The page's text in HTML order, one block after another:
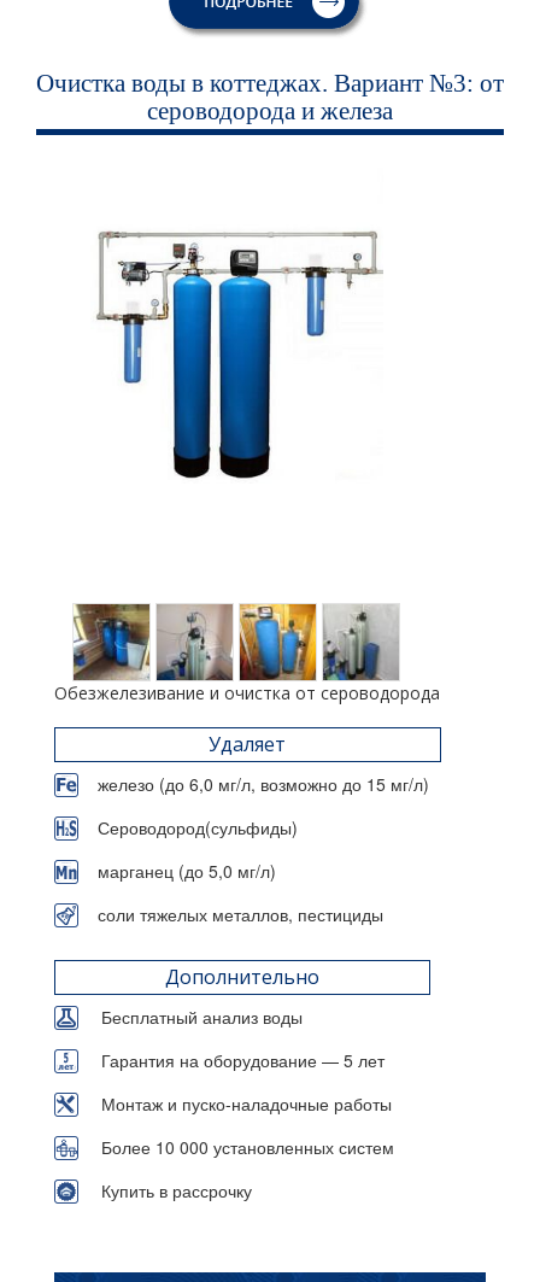
Очистка воды в коттеджах. Вариант №3: от
сероводорода и железа
Обезжелезивание и очистка от сероводорода
Удаляет
железо (до 6,0 мг/л, возможно до 15 мг/л)
Сероводород(сульфиды)
марганец (до 5,0 мг/л)
соли тяжелых металлов, пестициды
Дополнительно
Бесплатный анализ воды
Гарантия на оборудование — 5 лет
Монтаж и пуско-наладочные работы
Более 10 000 установленных систем
Купить в рассрочку